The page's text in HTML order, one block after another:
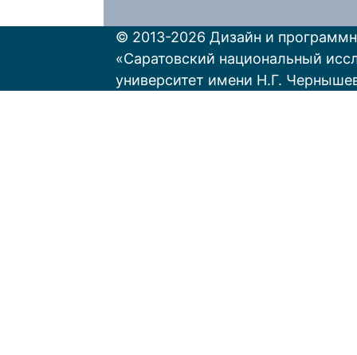
© 2013-2026 Дизайн и
«Саратовский национальный
университет имени Н.Г.